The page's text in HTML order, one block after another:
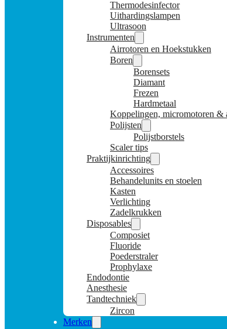
Thermodesinfector
Uithardingslampen
Ultrasoon
Instrumenten
Airrotoren en Hoekstukken
Boren
Borensets
Diamant
Frezen
Hardmetaal
Koppelingen, micromotoren &
Polijsten
Polijstborstels
Scaler tips
Praktijkinrichting
Accessoires
Behandelunits en stoelen
Kasten
Verlichting
Zadelkrukken
Disposables
Composiet
Fluoride
Poederstraler
Prophylaxe
Endodontie
Anesthesie
Tandtechniek
Zircon
Merken